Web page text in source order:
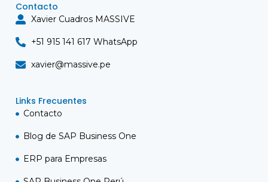
Contacto
Xavier Cuadros MASSIVE
+51 915 141 617 WhatsApp
xavier@massive.pe
Links Frecuentes
Contacto
Blog de SAP Business One
ERP para Empresas